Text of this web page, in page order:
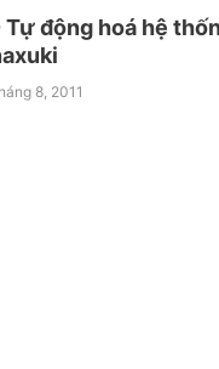
Tự động hoá hệ
8, 2011